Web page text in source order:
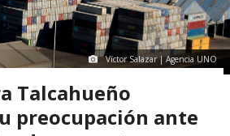
Víctor Salazar | Agencia UNO
Talcahueño
preocupación ante